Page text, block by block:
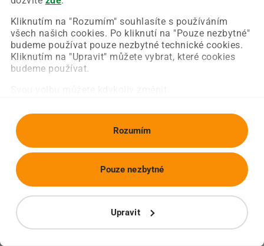
Kliknutím na "Rozumím" souhlasíte s používáním
všech našich cookies. Po kliknutí na "Pouze nezbytné"
budeme používat pouze nezbytné technické cookies.
Kliknutím na "Upravit" můžete vybrat, které cookies
budeme používat.
Rozumím
Upravit
Pouze nezbytné
Obnovit stránku Úvodní strana